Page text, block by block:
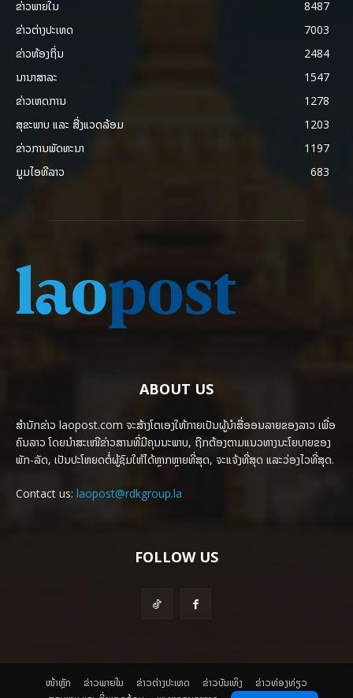
ຂ່າວພາຍ​ໃນ
8487
ຂ່າວຕ່າງປະເທດ
7003
ຂ່າວທ້ອງຖິ່ນ
2484
ນານາສາລະ
1547
ຂ່າວເຫດການ
1278
ສຸຂະພາບ ແລະ ສີ່ງແວດລ້ອມ
1203
ຂ່າວການພັດທະນາ
1197
ມູມໄອທີລາວ
683
ABOUT US
ສຳນັກຂ່າວ laopost.com ຈະສ້າງໂຕເອງໃຫ້ກາຍເປັນຜູ້ນຳສື່ອອນລາຍຂອງລາວ ເພື່ອ
ຄົນລາວ ໂດຍນຳສະເໜີຂ່າວສານທີ່ມີຄຸນນະພາບ, ຖືກຕ້ອງຕາມແນວທາງນະໂຍບາຍຂອງ
ພັກ-ລັດ, ເປັນປະໂຫຍດຕໍ່ຜູ້ຊົມໃຫ້ໄດ້ຫຼາກຫຼາຍທີ່ສຸດ, ຈະແຈ້ງທີ່ສຸດ ແລະວ່ອງໄວທີ່ສຸດ.
Contact us: laopost@rdkgroup.la
FOLLOW US
ໜ້າຫຼັກ ຂ່າວພາຍ​ໃນ ຂ່າວຕ່າງປະເທດ ​ຂ່າວບັນເທິງ
​ຂ່າວທ່ອງທ່ຽວ